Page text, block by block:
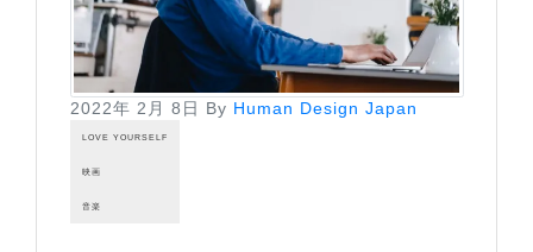
2022年 2月 8日 By Human Design Japan
LOVE YOURSELF
映画
音楽